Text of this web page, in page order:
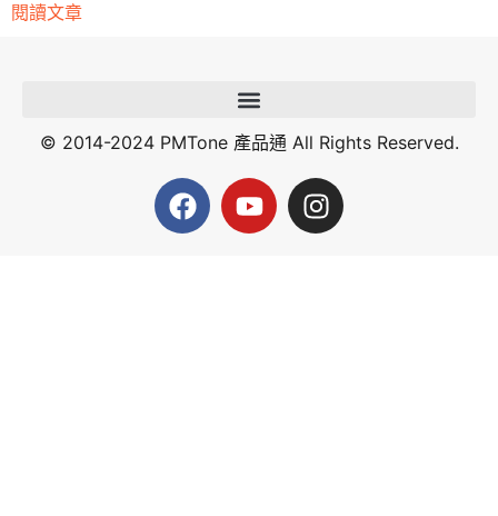
閱讀文章
© 2014-2024 PMTone 產品通 All Rights Reserved.